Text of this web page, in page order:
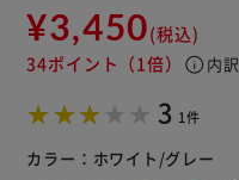
¥3,450(税込)
34ポイント （1倍） info 内訳
3 1件
カラー： ホワイト/グレー